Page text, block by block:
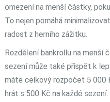
omezení na menší částky,
To nejen pomáhá
radost z herního zážitku.
Rozdělení bankrollu na menší
sezení může také přispět k
máte celkový rozpočet 5 000
hrát s 500 Kč na každé